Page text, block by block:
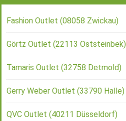
Fashion Outlet (08058 Zwickau)
Görtz Outlet (22113 Oststeinbek)
Tamaris Outlet (32758 Detmold)
Gerry Weber Outlet (33790 Halle)
QVC Outlet (40211 Düsseldorf)